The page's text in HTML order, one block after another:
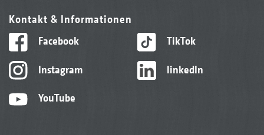
Kontakt & Informationen
Facebook
Instagram
YouTube
TikTok
linkedIn